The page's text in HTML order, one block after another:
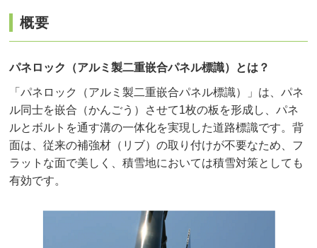
概要
パネロック（アルミ製二重嵌合パネル標識）とは？
「パネロック（アルミ製二重嵌合パネル標識）」は、パネ
ル同士を嵌合（かんごう）させて1枚の板を形成し、パネ
ルとボルトを通す溝の一体化を実現した道路標識です。背
面は、従来の補強材（リブ）の取り付けが不要なため、フ
ラットな面で美しく、積雪地においては積雪対策としても
有効です。